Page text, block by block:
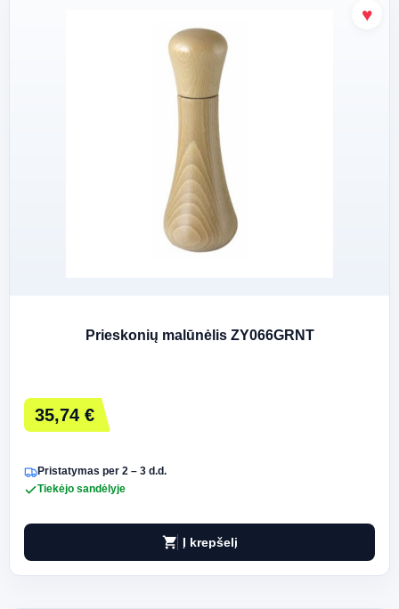
Prieskonių malūnėlis ZY066GRNT
35,74 €
Pristatymas per 2 – 3 d.d.
Tiekėjo sandėlyje
shopping_cart Į krepšelį